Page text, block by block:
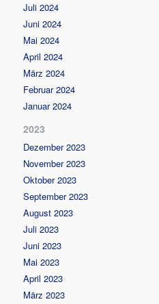
Juli 2024
Juni 2024
Mai 2024
April 2024
März 2024
Februar 2024
Januar 2024
2023
Dezember 2023
November 2023
Oktober 2023
September 2023
August 2023
Juli 2023
Juni 2023
Mai 2023
April 2023
März 2023